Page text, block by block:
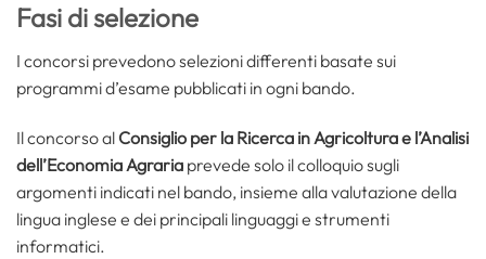
Fasi di selezione
I concorsi prevedono selezioni differenti basate sui
programmi d’esame pubblicati in ogni bando.
Il concorso al Consiglio per la Ricerca in Agricoltura e l’Analisi
dell’Economia Agraria prevede solo il colloquio sugli
argomenti indicati nel bando, insieme alla valutazione della
lingua inglese e dei principali linguaggi e strumenti
informatici.